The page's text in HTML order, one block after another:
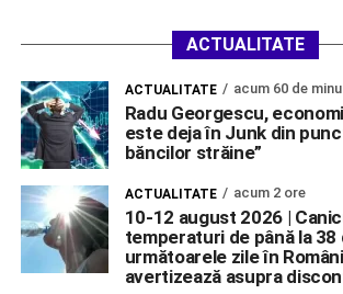
ACTUALITATE
ACTUALITATE acum 60 de
Radu Georgescu,
este deja în Junk din
băncilor străine”
ACTUALITATE acum 2 ore
10-12 august 2026 |
temperaturi de până la 38
următoarele zile în
avertizează asupra